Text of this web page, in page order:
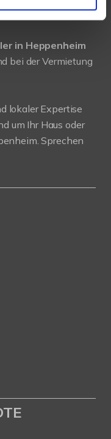
in Heppenheim
bei der Vermietung
lokaler Expertise
um Ihr Haus oder
Sprechen